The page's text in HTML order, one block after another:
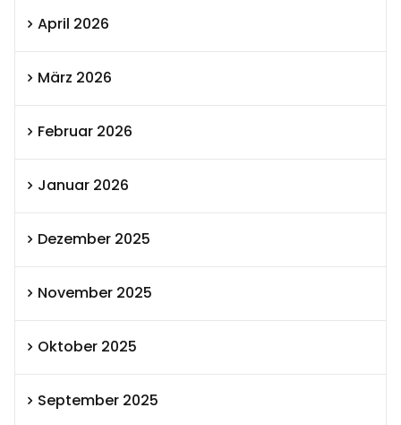
April 2026
März 2026
Februar 2026
Januar 2026
Dezember 2025
November 2025
Oktober 2025
September 2025